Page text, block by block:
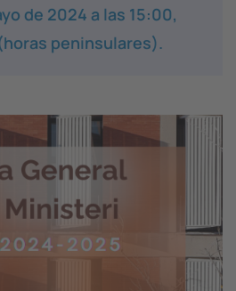
de 2024 a las 15:00,
peninsulares).